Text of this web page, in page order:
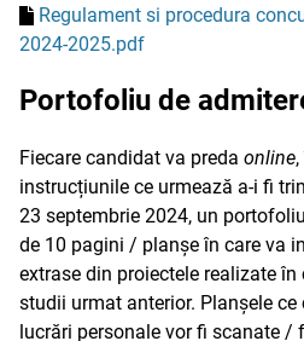
Regulament si procedura
2024-2025.pdf
Portofoliu de
Fiecare candidat va preda online
instrucțiunile ce urmează a-i fi
23 septembrie 2024, un
de 10 pagini / planșe în care va
extrase din proiectele realizate
studii urmat anterior. Planșele
lucrări personale vor fi scanate